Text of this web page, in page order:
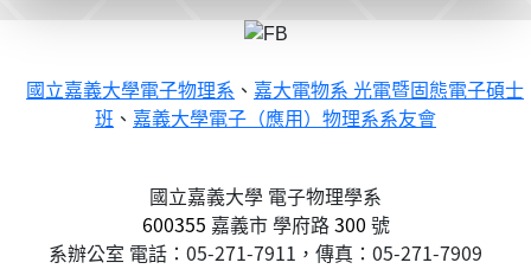
國立嘉義大學電子物理系 、 嘉大電物系 光電暨固態電子碩士
班 、 嘉義大學電子（應用）物理系系友會
國立嘉義大學 電子物理學系
600355 嘉義市學府路300 號
系辦公室 電話：05-271-7911，傳真：05-271-7909